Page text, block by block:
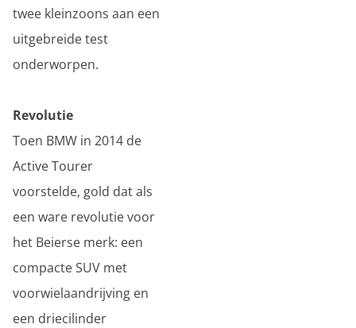
twee kleinzoons aan een
uitgebreide test
onderworpen.
Revolutie
Toen BMW in 2014 de
Active Tourer
voorstelde, gold dat als
een ware revolutie voor
het Beierse merk: een
compacte SUV met
voorwielaandrijving en
een driecilinder